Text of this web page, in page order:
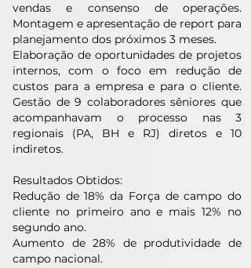
vendas e consenso de operações.
Montagem e apresentação de report para
planejamento dos próximos 3 meses.
Elaboração de oportunidades de projetos
internos, com o foco em redução de
custos para a empresa e para o cliente.
Gestão de 9 colaboradores sêniores que
acompanhavam o processo nas 3
regionais (PA, BH e RJ) diretos e 10
indiretos.
Resultados Obtidos:
Redução de 18% da Força de campo do
cliente no primeiro ano e mais 12% no
segundo ano.
Aumento de 28% de produtividade de
campo nacional.